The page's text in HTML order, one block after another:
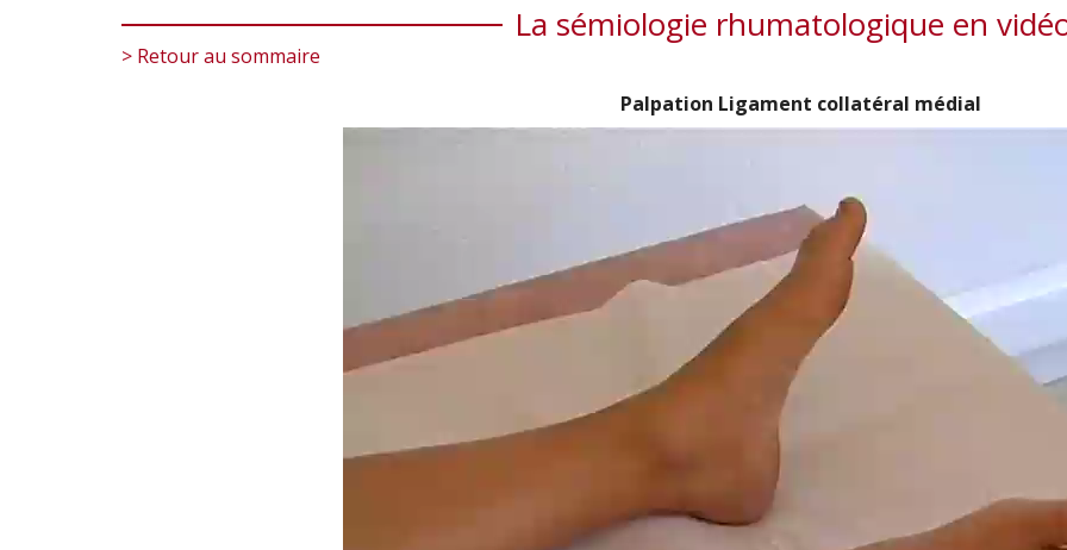
La sémiologie rhumatologique en
> Retour au sommaire
Palpation Ligament collatéral médial